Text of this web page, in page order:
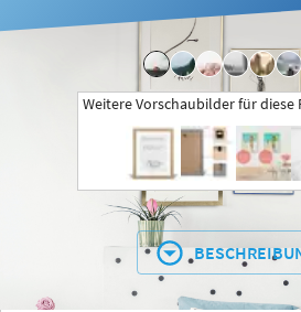
Weitere Vorschaubilder für diese